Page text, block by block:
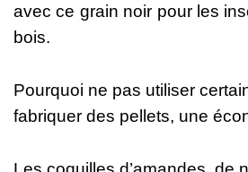
avec ce grain noir pour les
bois.
Pourquoi ne pas utiliser
fabriquer des pellets, une